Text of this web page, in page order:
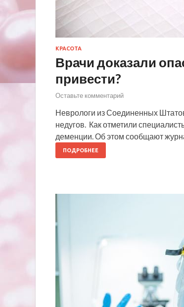
КРАСОТА
Врачи доказали
привести?
Оставьте комментарий
Неврологи из Соединенных
недугов. Как отметили
деменции. Об этом сообщают
ПОДРОБНЕЕ